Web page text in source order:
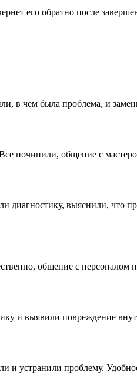
его обратно после
в чем была проблема, и
починили, общение с
диагностику, выяснили, что
общение с персоналом
и выявили повреждение
и устранили проблему.